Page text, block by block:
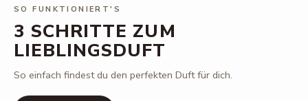
SO FUNKTIONIERT'S
3 SCHRITTE ZUM
LIEBLINGSDUFT
So einfach findest du den perfekten Duft für dich.